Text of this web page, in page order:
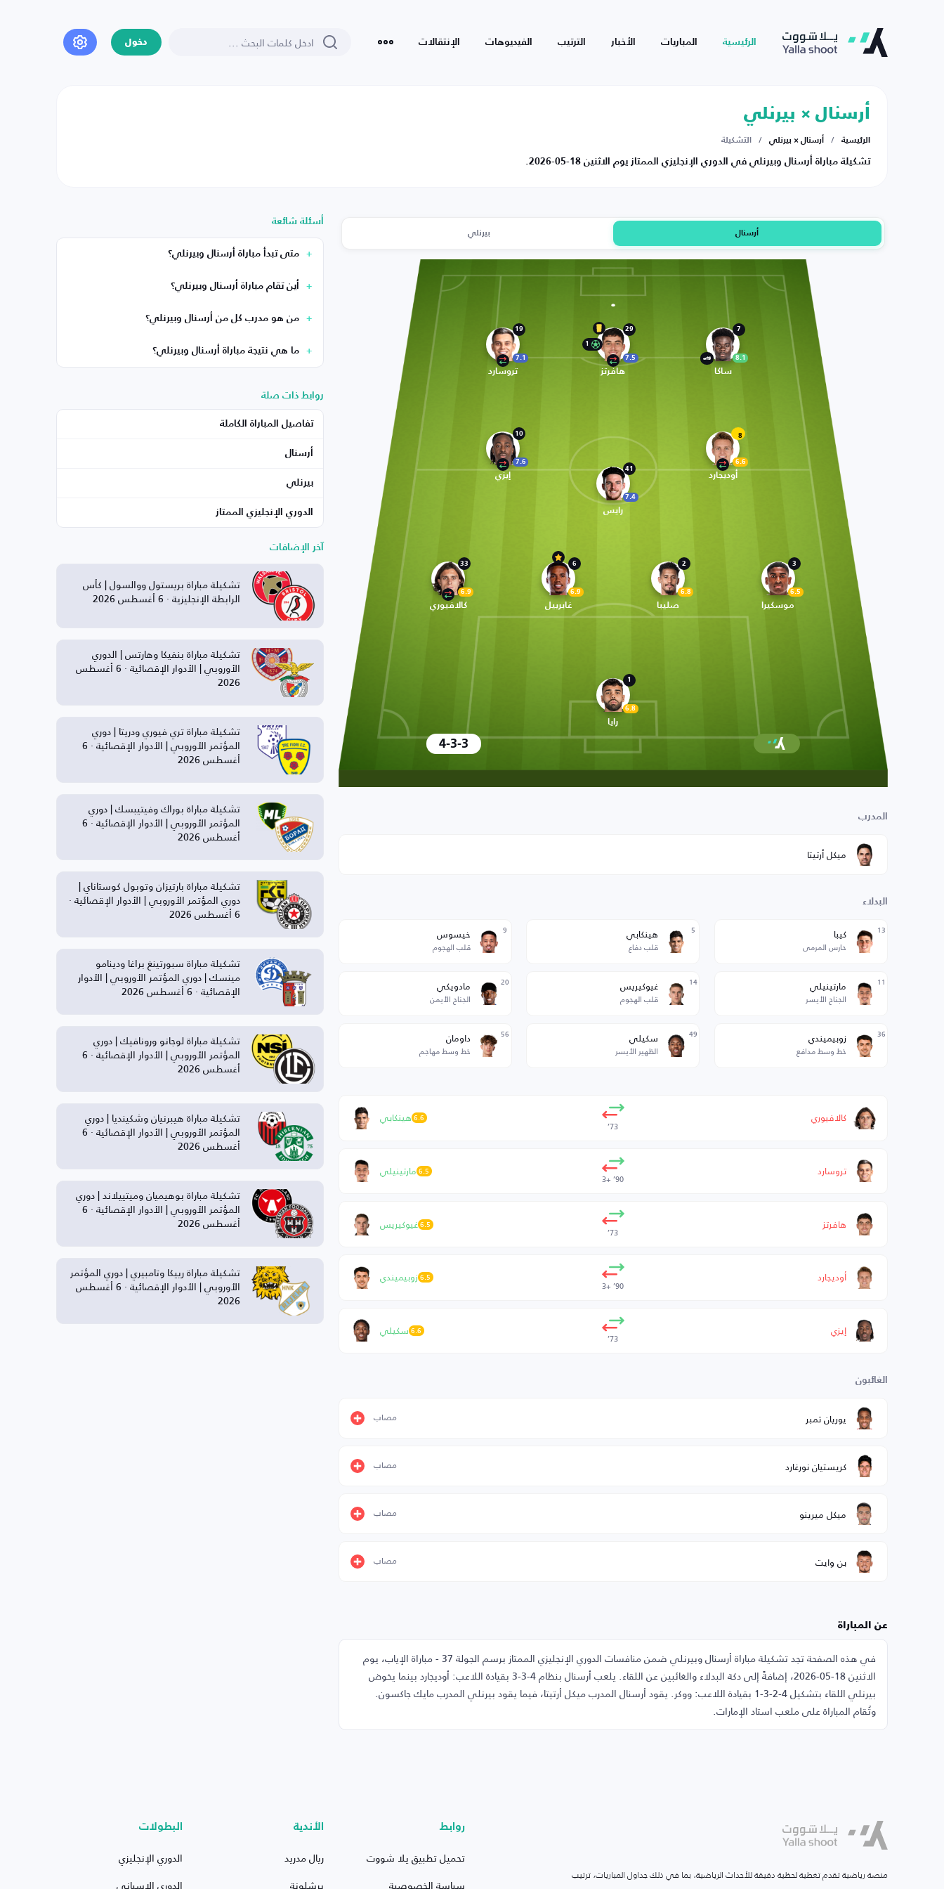
الرئيسية المباريات الأخبار الترتيب الفيديوهات الإنتقالات دخول
أرسنال × بيرنلي
الرئيسية / أرسنال × بيرنلي / التشكيلة
تشكيلة مباراة أرسنال وبيرنلي في الدوري الإنجليزي الممتاز يوم الاثنين 18-05-2026.
أرسنال بيرنلي
19
7.1
تروسارد
29
7.5
1
هافرتز
7
8.1
ساكا
10
7.6
إيزي
41
7.4
رايس
8
6.6
أوديجارد
33
6.9
كالافيوري
6
6.9
غابرييل
2
6.8
صليبا
3
6.5
موسكيرا
1
6.8
رايا
4-3-3
المدرب
ميكل أرتيتا
البدلاء
13 كيبا
حارس المرمى
5 هينكابي
قلب دفاع
9 خيسوس
قلب الهجوم
11 مارتينيلي
الجناح الأيسر
14 غيوكيريس
قلب الهجوم
20 مادويكي
الجناح الأيمن
36 زوبيميندي
خط وسط مدافع
49 سكيلي
الظهير الأيسر
56 داومان
خط وسط مهاجم
كالافيوري 73’ هينكابي 6.6
تروسارد 90’ +3 مارتينيلي 6.5
هافرتز 73’ غيوكيريس6.5
أوديجارد 90’ +3 زوبيميندي 6.5
إيزي 73’ سكيلي 6.6
الغائبون
يوريان تمبر مصاب
كريستيان نورغارد مصاب
ميكل ميرينو مصاب
بن وايت مصاب
عن المباراة
في هذه الصفحة تجد تشكيلة مباراة أرسنال وبيرنلي ضمن منافسات الدوري الإنجليزي الممتاز برسم الجولة 37 - مباراة الإياب، يوم
الاثنين 18-05-2026، إضافةً إلى دكة البدلاء والغائبين عن اللقاء. يلعب أرسنال بنظام 4-3-3 بقيادة اللاعب: أوديجارد بينما يخوض
بيرنلي اللقاء بتشكيل 4-2-3-1 بقيادة اللاعب: ووكر. يقود أرسنال المدرب ميكل أرتيتا، فيما يقود بيرنلي المدرب مايك جاكسون.
وتُقام المباراة على ملعب استاد الإمارات.
أسئلة شائعة
متى تبدأ مباراة أرسنال وبيرنلي؟
أين تقام مباراة أرسنال وبيرنلي؟
من هو مدرب كل من أرسنال وبيرنلي؟
ما هي نتيجة مباراة أرسنال وبيرنلي؟
روابط ذات صلة
تفاصيل المباراة الكاملة
أرسنال
بيرنلي
الدوري الإنجليزي الممتاز
آخر الإضافات
تشكيلة مباراة بريستول ووالسول | كأس
الرابطة الإنجليزية · 6 أغسطس 2026
تشكيلة مباراة بنفيكا وهارتس | الدوري
الأوروبي | الأدوار الإقصائية · 6 أغسطس
2026
تشكيلة مباراة تري فيوري ودريتا | دوري
المؤتمر الأوروبي | الأدوار الإقصائية · 6
أغسطس 2026
تشكيلة مباراة بوراك وفيتيبسك | دوري
المؤتمر الأوروبي | الأدوار الإقصائية · 6
أغسطس 2026
تشكيلة مباراة بارتيزان وتوبول كوستاناي |
دوري المؤتمر الأوروبي | الأدوار الإقصائية ·
6 أغسطس 2026
تشكيلة مباراة سبورتينغ براغا ودينامو
مينسك | دوري المؤتمر الأوروبي | الأدوار
الإقصائية · 6 أغسطس 2026
تشكيلة مباراة لوجانو ورونافيك | دوري
المؤتمر الأوروبي | الأدوار الإقصائية · 6
أغسطس 2026
تشكيلة مباراة هيبرنيان وشكينديا | دوري
المؤتمر الأوروبي | الأدوار الإقصائية · 6
أغسطس 2026
تشكيلة مباراة بوهيميان وميتييلاند | دوري
المؤتمر الأوروبي | الأدوار الإقصائية · 6
أغسطس 2026
تشكيلة مباراة رييكا وتامبيري | دوري المؤتمر
الأوروبي | الأدوار الإقصائية · 6 أغسطس
2026
منصة رياضية تقدم تغطية لحظية دقيقة للأحداث الرياضية، بما في ذلك جداول المباريات، ترتيب
روابط
تحميل تطبيق يلا شووت
الأندية
ريال مدريد
البطولات
الدوري الإنجليزي